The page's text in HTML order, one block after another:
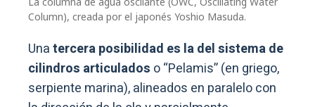
Column), creada por el japonés Yoshio Masuda.
Unatercera posibilidad es la del sistema de
cilindros articulados o “Pelamis” (en griego,
serpiente marina), alineados en paralelo con